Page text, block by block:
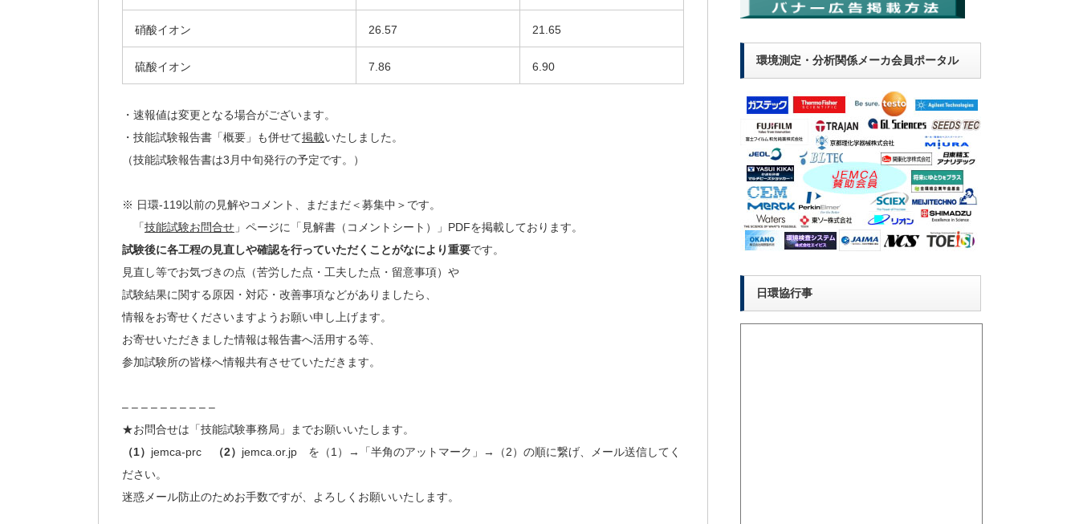
硝酸イオン 26.57 21.65
硫酸イオン 7.86 6.90
・速報値は変更となる場合がございます。
・技能試験報告書「概要」も併せて掲載いたしました。
（技能試験報告書は3月中旬発行の予定です。）
※ 日環-119以前の見解やコメント、まだまだ＜募集中＞です。
「技能試験お問合せ 」ページに「見解書（コメントシート）」PDFを掲載しております。
試験後に各工程の見直しや確認を行っていただくことがなにより重要です。
見直し等でお気づきの点（苦労した点・工夫した点・留意事項）や
試験結果に関する原因・対応・改善事項などがありましたら、
情報をお寄せくださいますようお願い申し上げます。
お寄せいただきました情報は報告書へ活用する等、
参加試験所の皆様へ情報共有させていただきます。
– – – – – – – – – –
★お問合せは「技能試験事務局」までお願いいたします。
（1） jemca-prc （2） jemca.or.jp を（1）→「半角のアットマーク」→（2）の順に繋げ、メール送信してく
ださい。
迷惑メール防止のためお手数ですが、よろしくお願いいたします。
環境測定・分析関係メーカ会員ポータル
日環協行事